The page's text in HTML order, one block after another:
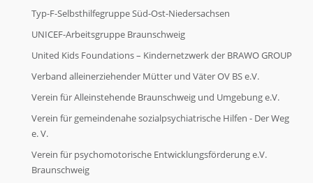
Typ-F-Selbsthilfegruppe Süd-Ost-Niedersachsen
UNICEF-Arbeitsgruppe Braunschweig
United Kids Foundations – Kindernetzwerk der BRAWO GROUP
Verband alleinerziehender Mütter und Väter OV BS e.V.
Verein für Alleinstehende Braunschweig und Umgebung e.V.
Verein für gemeindenahe sozialpsychiatrische Hilfen - Der Weg
e. V.
Verein für psychomotorische Entwicklungsförderung e.V.
Braunschweig